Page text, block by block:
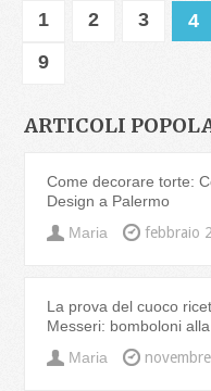
Cercate un’idea
per la cena di Halloween?
1 2 3 4
9
ARTICOLI
Come decorare torte:
Design a Palermo
Maria
febbraio
La prova del cuoco
Messeri: bomboloni
Maria